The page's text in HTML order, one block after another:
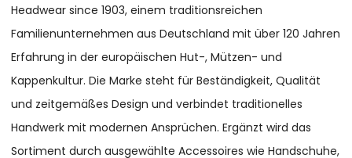
Headwear since 1903, einem traditionsreichen
Familienunternehmen aus Deutschland mit über 120 Jahren
Erfahrung in der europäischen Hut-, Mützen- und
Kappenkultur. Die Marke steht für Beständigkeit, Qualität
und zeitgemäßes Design und verbindet traditionelles
Handwerk mit modernen Ansprüchen. Ergänzt wird das
Sortiment durch ausgewählte Accessoires wie Handschuhe,